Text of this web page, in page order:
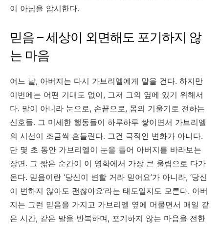
이 아님을 암시한다.
믿음 – 세상이 외면해도 포기하지 않
는 마음
어느 날, 아버지는 다시 가브리엘에게 말을 건다. 하지만
이번에는 어떤 기대도 없이, 그저 그의 옆에 있기 위해서
다. 말이 아니라 눈으로, 손끝으로, 몸의 기울기로 전하는
신호들. 그 미세한 행동들이 하루하루 쌓이면서 가브리엘
의 시선이 조금씩 흔들린다. 그건 극적인 변화가 아니다.
단 몇 초 동안 가브리엘이 눈을 들어 아버지를 바라보는
장면. 그 짧은 순간이 이 영화에서 가장 큰 울림으로 다가
온다. 믿음이란 ‘당신이 변할 거라 믿어요’가 아니라, ‘당신
이 변하지 않아도 괜찮아요’라는 태도일지도 모른다. 아버
지는 그런 믿음을 가지고 가브리엘 옆에 머물면서 매일 같
은 시간, 같은 말을 반복하며, 포기하지 않는 마음을 전한